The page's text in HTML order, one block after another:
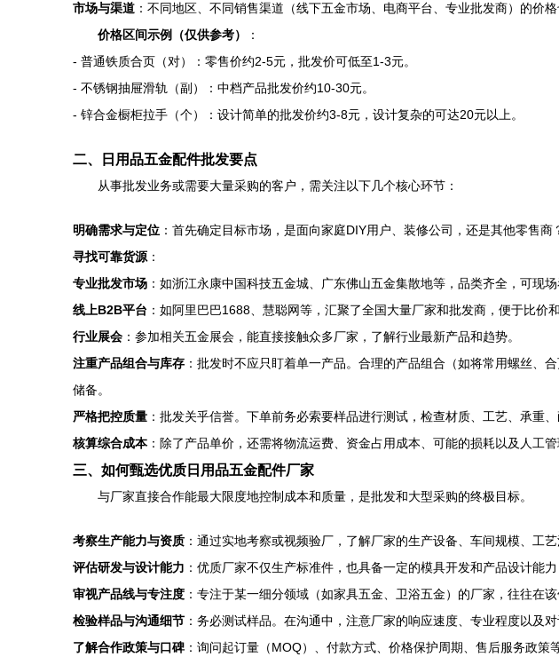
市场与渠道 ：不同地区、不同销售渠道（线下五金市场、电商平台、专业批发商）的价
价格区间示例（仅供参考）
：
- 普通铁质合页（对）：零售价约2-5元，批发价可低至1-3元。
- 不锈钢抽屉滑轨（副）：中档产品批发价约10-30元。
- 锌合金橱柜拉手（个）：设计简单的批发价约3-8元，设计复杂的可达20元以上。
二、日用品五金配件批发要点
从事批发业务或需要大量采购的客户，需关注以下几个核心环节：
明确需求与定位 ：首先确定目标市场，是面向家庭DIY用户、装修公司，还是其他零售商
寻找可靠货源 ：
专业批发市场 ：如浙江永康中国科技五金城、广东佛山五金集散地等，品类齐全，可现
线上B2B平台 ：如阿里巴巴1688、慧聪网等，汇聚了全国大量厂家和批发商，便于比价
行业展会 ：参加相关五金展会，能直接接触众多厂家，了解行业最新产品和趋势。
注重产品组合与库存 ：批发时不应只盯着单一产品。合理的产品组合（如将常用螺丝、
储备。
严格把控质量 ：批发关乎信誉。下单前务必索要样品进行测试，检查材质、工艺、承重
核算综合成本：除了产品单价，还需将物流运费、资金占用成本、可能的损耗以及人工
三、如何甄选优质日用品五金配件厂家
与厂家直接合作能最大限度地控制成本和质量，是批发和大型采购的终极目标。
考察生产能力与资质 ：通过实地考察或视频验厂，了解厂家的生产设备、车间规模、工
评估研发与设计能力 ：优质厂家不仅生产标准件，也具备一定的模具开发和产品设计能
审视产品线与专注度 ：专注于某一细分领域（如家具五金、卫浴五金）的厂家，往往在
检验样品与沟通细节 ：务必测试样品。在沟通中，注意厂家的响应速度、专业程度以及
了解合作政策与口碑 ：询问起订量（MOQ）、付款方式、价格保护周期、售后服务政